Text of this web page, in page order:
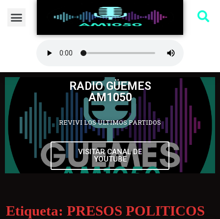
RADIO GÜEMES
AM1050
REVIVI LOS ULTIMOS PARTIDOS
VISITAR CANAL DE
YOUTUBE
Etiqueta: PRESOS POLITICOS